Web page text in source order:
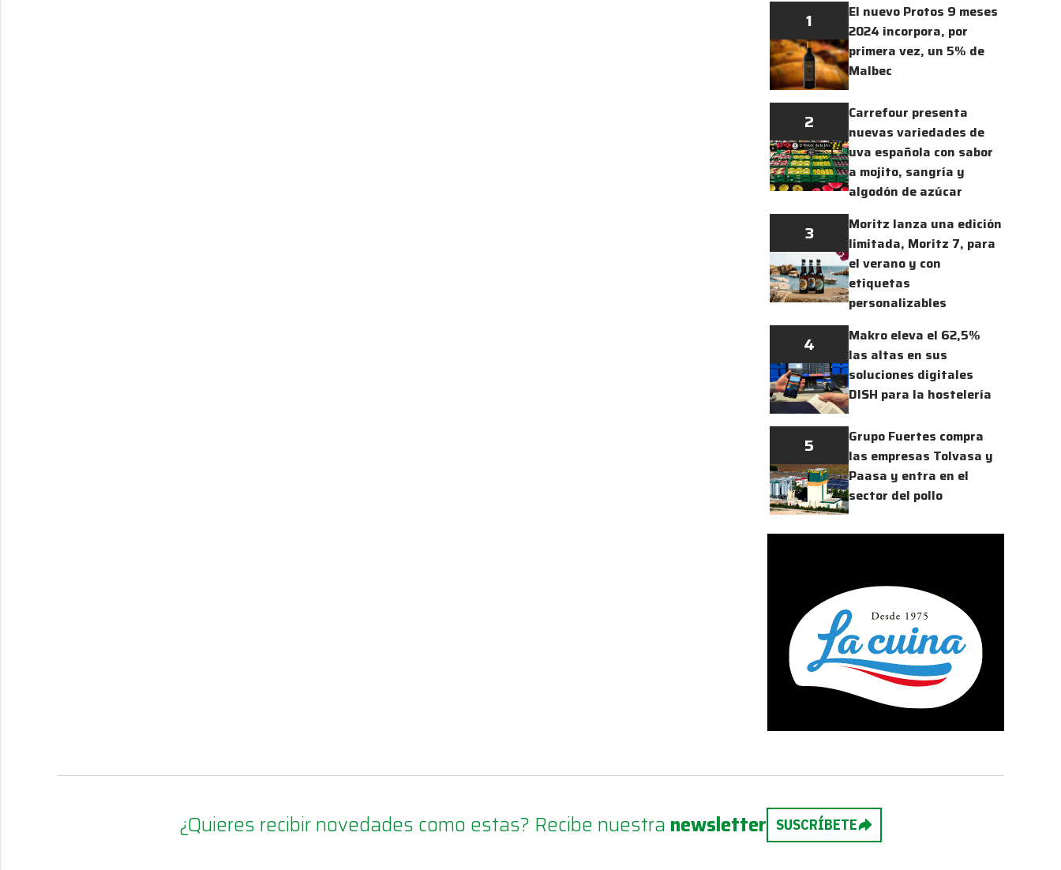
1
El nuevo Protos 9 meses
2024 incorpora, por
primera vez, un 5% de
Malbec
2
Carrefour presenta
nuevas variedades de
uva española con sabor
a mojito, sangría y
algodón de azúcar
3
Moritz lanza una edición
limitada, Moritz 7, para
el verano y con
etiquetas
personalizables
4
Makro eleva el 62,5%
las altas en sus
soluciones digitales
DISH para la hostelería
5
Grupo Fuertes compra
las empresas Tolvasa y
Paasa y entra en el
sector del pollo
¿Quieres recibir novedades como estas? Recibe nuestra newsletter SUSCRÍBETE